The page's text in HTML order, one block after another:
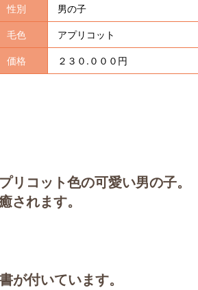
性別 男の子
毛色 アプリコット
価格 ２３０.０００円
リコット色の可愛い男の子。
されます。
が付いています。